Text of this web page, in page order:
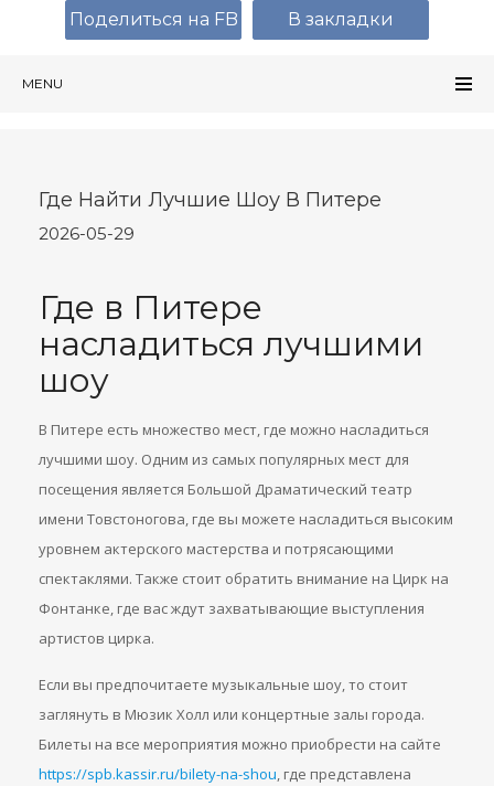
MENU
Где Найти Лучшие Шоу В Питере
2026-05-29
Где в Питере
насладиться лучшими
шоу
В Питере есть множество мест, где можно насладиться
лучшими шоу. Одним из самых популярных мест для
посещения является Большой Драматический театр
имени Товстоногова, где вы можете насладиться высоким
уровнем актерского мастерства и потрясающими
спектаклями. Также стоит обратить внимание на Цирк на
Фонтанке, где вас ждут захватывающие выступления
артистов цирка.
Если вы предпочитаете музыкальные шоу, то стоит
заглянуть в Мюзик Холл или концертные залы города.
Билеты на все мероприятия можно приобрести на сайте
https://spb.kassir.ru/bilety-na-shou, где представлена
Поделиться на FB В закладки